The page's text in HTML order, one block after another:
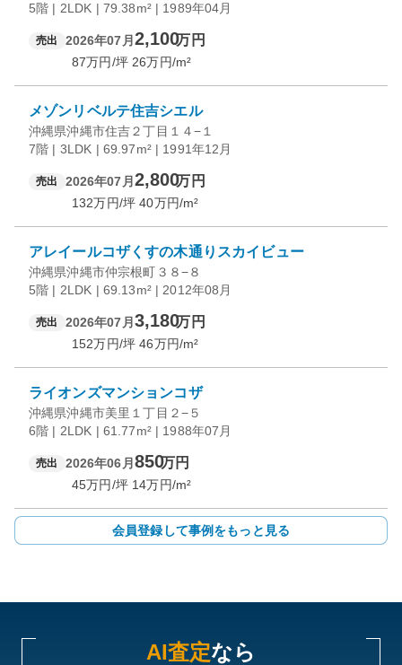
5階 | 2LDK | 79.38m² | 1989年04月
売出 2026年07月 2,100万円
87万円/坪 26万円/m²
メゾンリベルテ住吉シエル
沖縄県沖縄市住吉２丁目１４−１
7階 | 3LDK | 69.97m² | 1991年12月
売出 2026年07月 2,800万円
132万円/坪 40万円/m²
アレイールコザくすの木通りスカイビュー
沖縄県沖縄市仲宗根町３８−８
5階 | 2LDK | 69.13m² | 2012年08月
売出 2026年07月 3,180万円
152万円/坪 46万円/m²
ライオンズマンションコザ
沖縄県沖縄市美里１丁目２−５
6階 | 2LDK | 61.77m² | 1988年07月
売出 2026年06月 850万円
45万円/坪 14万円/m²
会員登録して事例をもっと見る
AI査定なら